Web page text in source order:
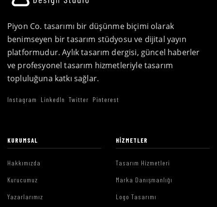
Piyon Co. tasarımı bir düşünme biçimi olarak
benimseyen bir tasarım stüdyosu ve dijital yayın
platformudur. Aylık tasarım dergisi, güncel haberler
ve profesyonel tasarım hizmetleriyle tasarım
topluluğuna katkı sağlar.
Instagram LinkedIn Twitter Pinterest
KURUMSAL
Hakkımızda
Kurucumuz
Yazarlarımız
HIZMETLER
Tasarım Hizmetleri
Marka Danışmanlığı
Logo Tasarımı